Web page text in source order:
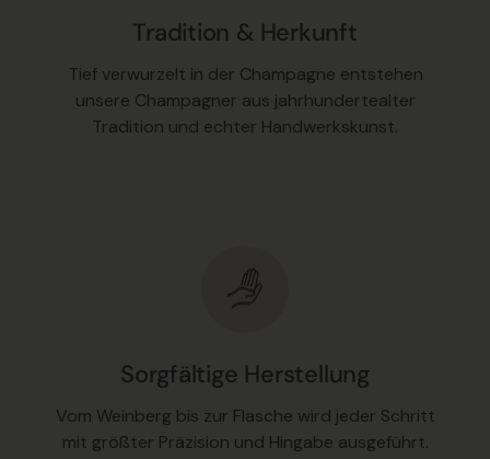
Tradition & Herkunft
Tief verwurzelt in der Champagne entstehen
unsere Champagner aus jahrhundertealter
Tradition und echter Handwerkskunst.
Sorgfältige Herstellung
Vom Weinberg bis zur Flasche wird jeder Schritt
mit größter Präzision und Hingabe ausgeführt.